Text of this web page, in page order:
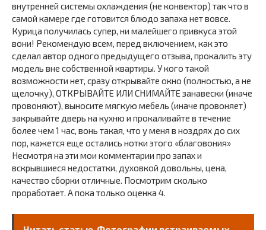
внутренней системы охлаждения (не конвектор) так что в
самой камере где готовится блюдо запаха нет вовсе.
Курица получилась супер, ни малейшего привкуса этой
вони! Рекомендую всем, перед включением, как это
сделал автор одного предыдущего отзыва, прокалить эту
модель вне собственной квартиры. У кого такой
возможности нет, сразу открывайте окно (полностью, а не
щелочку), ОТКРЫВАЙТЕ ИЛИ СНИМАЙТЕ занавески (иначе
провоняют), выносите мягкую мебель (иначе провоняет)
закрывайте дверь на кухню и прокаливайте в течение
более чем 1 час, вонь такая, что у меня в ноздрях до сих
пор, кажется еще остались нотки этого «благовония»
Несмотря на эти мои комментарии про запах и
вскрывшиеся недостатки, духовкой довольны, цена,
качество сборки отличные. Посмотрим сколько
проработает. А пока только оценка 4.